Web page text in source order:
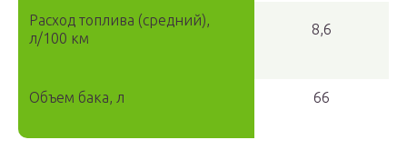
Расход топлива (средний),
л/100 км
8,6
Объем бака, л 66